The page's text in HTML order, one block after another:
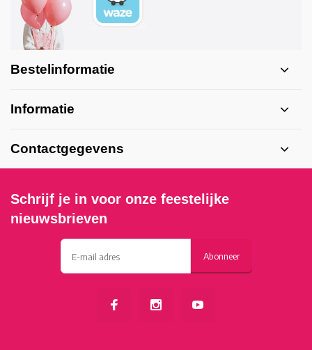
Bestelinformatie
Informatie
Contactgegevens
Schrijf je in voor onze feestelijke
nieuwsbrieven
Abonneer